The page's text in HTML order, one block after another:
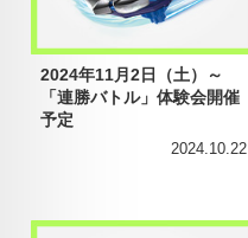
2024年11月2日（土）～
「連勝バトル」体験会開催
予定
2024.10.22